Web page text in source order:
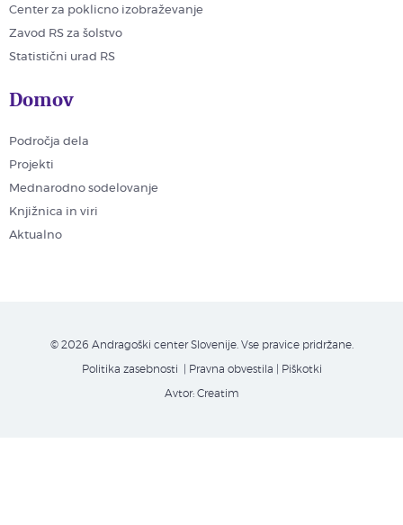
Center za poklicno izobraževanje
Zavod RS za šolstvo
Statistični urad RS
Domov
Področja dela
Projekti
Mednarodno sodelovanje
Knjižnica in viri
Aktualno
© 2026 Andragoški center Slovenije. Vse pravice pridržane.
Politika zasebnosti | Pravna obvestila Piškotki
Avtor: Creatim